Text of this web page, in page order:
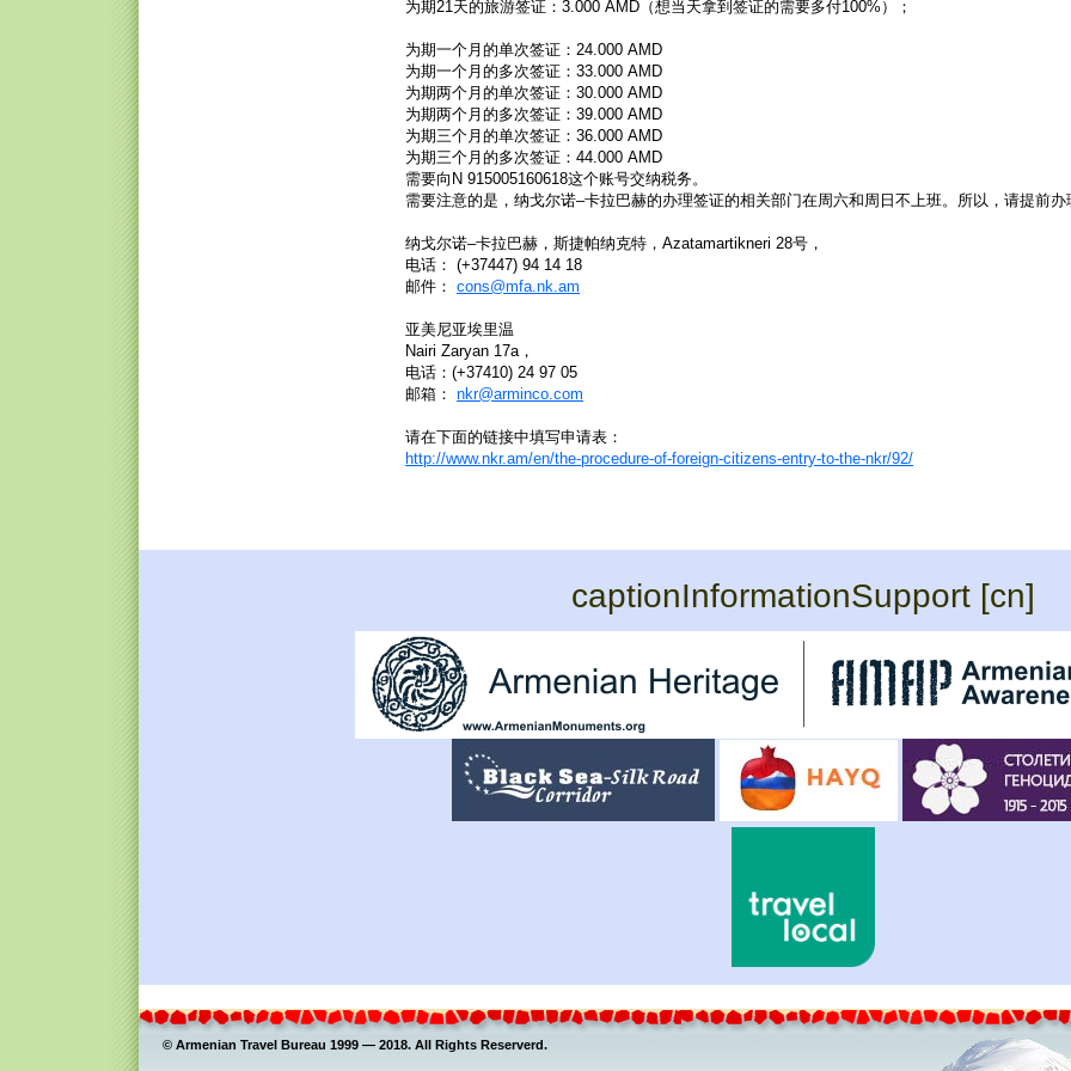
为期21天的旅游签证：3.000 AMD（想当天拿到签证的需要多付100%）；
为期一个月的单次签证：24.000 AMD
为期一个月的多次签证：33.000 AMD
为期两个月的单次签证：30.000 AMD
为期两个月的多次签证：39.000 AMD
为期三个月的单次签证：36.000 AMD
为期三个月的多次签证：44.000 AMD
需要向N 915005160618这个账号交纳税务。
需要注意的是，纳戈尔诺–卡拉巴赫的办理签证的相关部门在周六和周日不上班。所以，请提前办
纳戈尔诺–卡拉巴赫，斯捷帕纳克特，Azatamartikneri 28号，
电话： (+37447) 94 14 18
邮件： cons@mfa.nk.am
亚美尼亚埃里温
Nairi Zaryan 17a，
电话：(+37410) 24 97 05
邮箱： nkr@arminco.com
请在下面的链接中填写申请表：
http://www.nkr.am/en/the-procedure-of-foreign-citizens-entry-to-the-nkr/92/
captionInformationSupport [cn]
© Armenian Travel Bureau 1999 — 2018. All Rights Reserverd.